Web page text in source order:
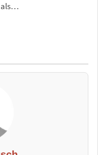
als…